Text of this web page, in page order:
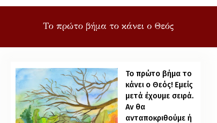
Το πρώτο βήμα το κάνει ο Θεός
Το πρώτο βήμα το
κάνει ο Θεός! Εμείς
μετά έχουμε σειρά.
Αν θα
ανταποκριθούμε ή